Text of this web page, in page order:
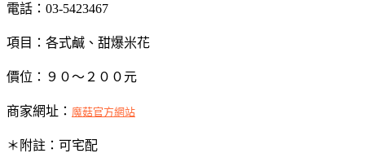
電話：03-5423467
項目：各式鹹、甜爆米花
價位：９０～２００元
商家網址： 魔菇官方網站
＊附註：可宅配